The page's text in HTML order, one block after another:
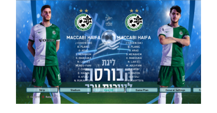
ירושלים,
הפועל באר
שבע, הפועל
ת”א, מכבי
ת”א ומכבי
חיפה) –
Retro
Clothing
Kits
Package
(Beitar
Jerusalem,